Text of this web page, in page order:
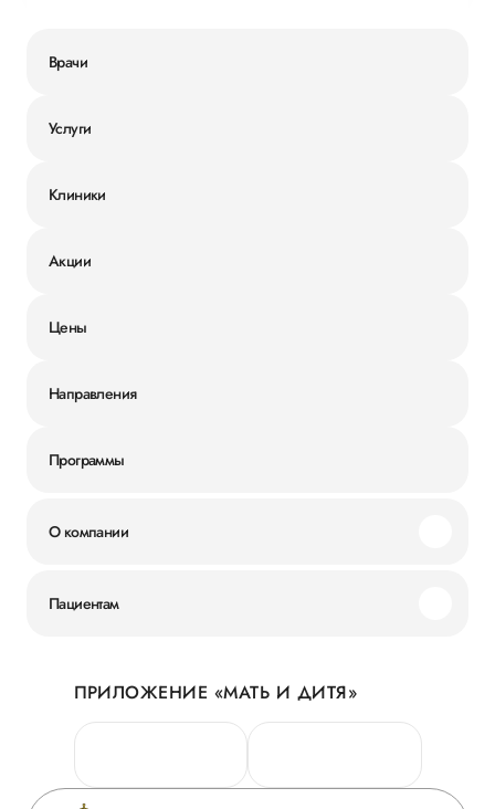
Врачи
Услуги
Клиники
Акции
Цены
Направления
Программы
О компании
Новости
Руководство
Сотрудничество
Пациентам
Личный кабинет
Персональные данные
Горячая линия качества
ПРИЛОЖЕНИЕ «МАТЬ И ДИТЯ»